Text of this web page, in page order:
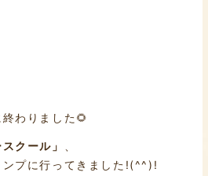
わりました🌻
クール」
プに行ってきました!(^^)!